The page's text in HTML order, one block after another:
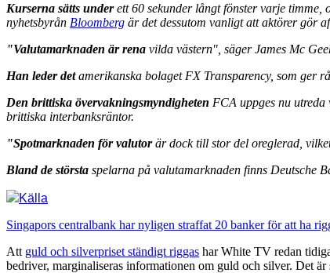
Kurserna sätts underett 60 sekunder långt fönster varje
nyhetsbyrån Bloomberg är det dessutom vanligt att aktörer gör
"Valutamarknaden är rena vilda västern", säger James Mc
Han leder detamerikanska bolaget FX Transparency, som ger
Den brittiska övervakningsmyndigheten FCA uppges nu
brittiska interbanksräntor.
"Spotmarknaden för valutorär dock till stor del oreglerad,
Bland de största spelarna på valutamarknaden finns Deutsche
Källa
Singapors centralbank har nyligen straffat 20 banker för att ha
Att guld och silverpriset ständigt riggas har White TV redan
bedriver, marginaliseras informationen om guld och silver. Det